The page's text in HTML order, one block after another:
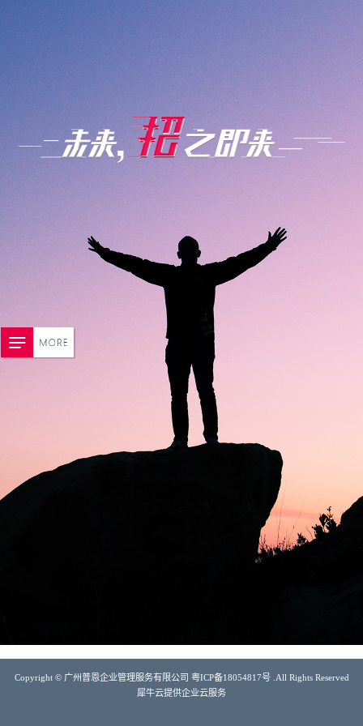
Copyright © 广州普恩企业管理服务有限公司 粤ICP备18054817号 .All Rights Reserved
犀牛云提供企业云服务